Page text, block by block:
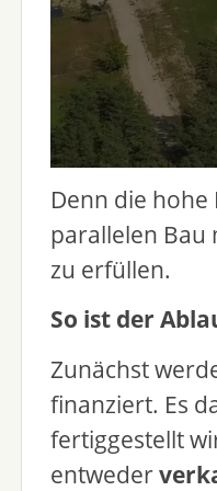
Denn die
parallelen
zu erfüllen.
So ist der
Zunächst
finanziert. Es
fertiggestellt
entweder